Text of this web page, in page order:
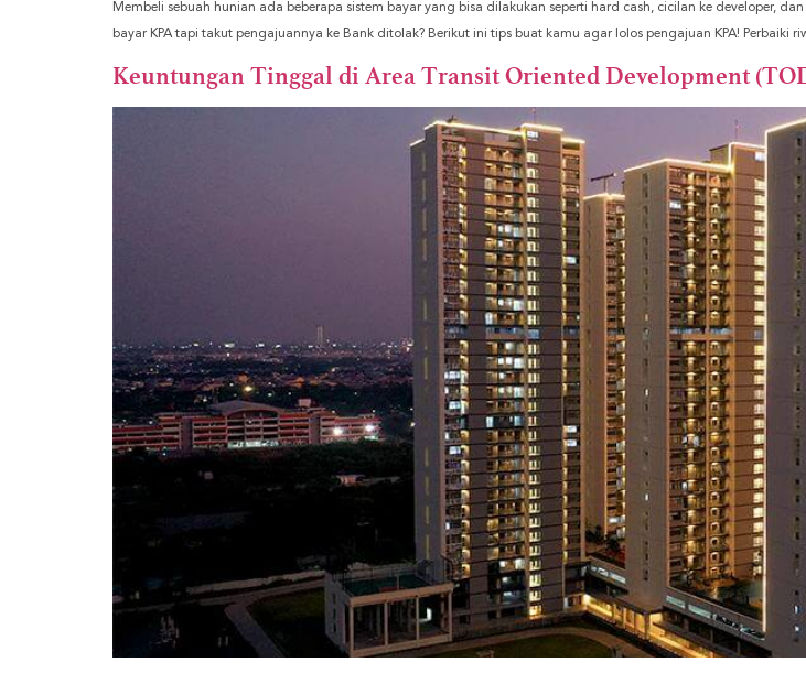
Membeli sebuah hunian ada beberapa sistem bayar yang bisa dilakukan seperti hard cash, cicilan ke developer,
bayar KPA tapi takut pengajuannya ke Bank ditolak? Berikut ini tips buat kamu agar lolos pengajuan KPA! Perbaiki
Keuntungan Tinggal di Area Transit Oriented Development